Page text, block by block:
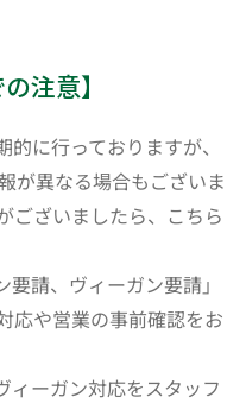
注意】
に行っておりますが、
が異なる場合もございま
ございましたら、こちら
請、ヴィーガン要請」
応や営業の事前確認をお
ィーガン対応をスタッフ